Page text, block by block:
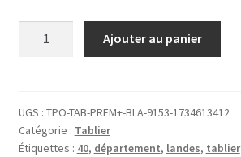
Landes
Ajouter au panier
UGS : TPO-TAB-PREM+-BLA-9153-1734613412
Catégorie : Tablier
Étiquettes : 40, département, landes, tablier